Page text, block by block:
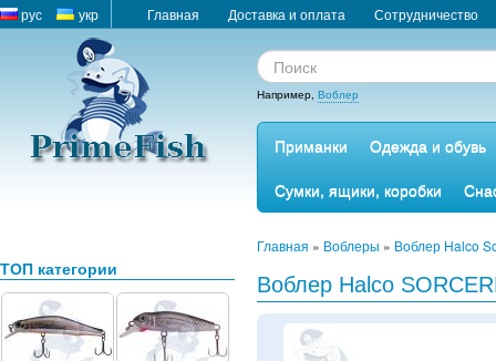
рус укр Главная Доставка и оплата Сотрудничество
Например, Воблер
Приманки
Одежда и обувь
Сумки, ящики, коробки
ТОП категории
Главная » Воблеры » Воблер Halco
Воблер Halco